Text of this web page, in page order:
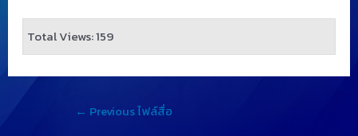
Total Views: 159
← Previous ไฟล์สื่อ